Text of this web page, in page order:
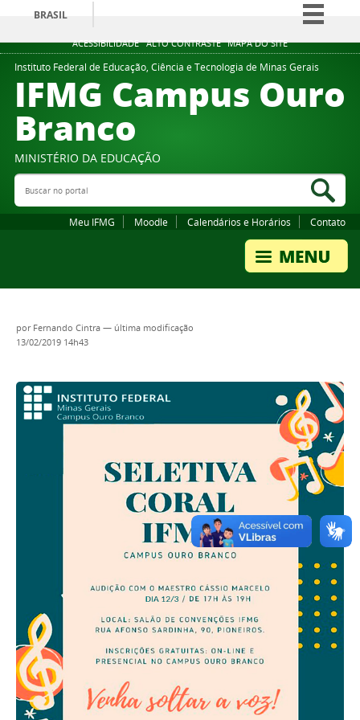
ACESSIBILIDADE ALTO CONTRASTE MAPA DO SITE
BRASIL
Simplifique!
Comunica BR
Participe
Instituto Federal de Educação, Ciência e Tecnologia de Minas Gerais
IFMG Campus Ouro
Branco
MINISTÉRIO DA EDUCAÇÃO
Buscar no portal
Meu IFMG Moodle Calendários e Horários Contato
por Fernando Cintra — última modificação
13/02/2019 14h43